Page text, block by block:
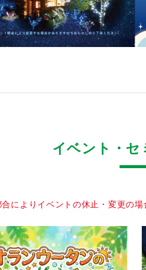
イベント・セ
によりイベントの休止・変更の